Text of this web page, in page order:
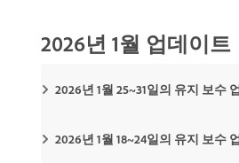
2026년 1월 업데이트
2026년 1월 25~31일의 유지 보수
2026년 1월 18~24일의 유지 보수